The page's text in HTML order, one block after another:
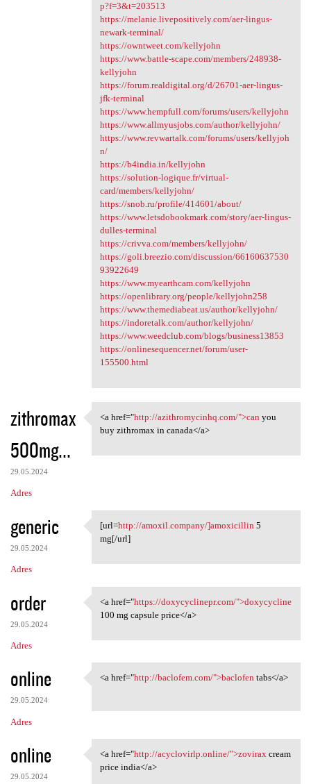
p?f=3&t=203513
https://melanie.livepositively.com/aer-lingus-
newark-terminal/
https://owntweet.com/kellyjohn
https://www.battle-scape.com/members/248938-
kellyjohn
https://forum.realdigital.org/d/26701-aer-lingus-
jfk-terminal
https://www.hempfull.com/forums/users/kellyjohn
https://www.allmyusjobs.com/author/kellyjohn/
https://www.revwartalk.com/forums/users/kellyjoh
n/
https://b4india.in/kellyjohn
https://solution-logique.fr/virtual-
card/members/kellyjohn/
https://snob.ru/profile/414601/about/
https://www.letsdobookmark.com/story/aer-lingus-
dulles-terminal
https://crivva.com/members/kellyjohn/
https://goli.breezio.com/discussion/66160637530
93922649
https://www.myearthcam.com/kellyjohn
https://openlibrary.org/people/kellyjohn258
https://www.themediabeat.us/author/kellyjohn/
https://indoretalk.com/author/kellyjohn/
https://www.weedclub.com/blogs/business13853
https://onlinesequencer.net/forum/user-
155500.html
zithromax
500mg...
29.05.2024
Adres
<a href="http:/
<a href="http://azithromycinhq.com/">can you
buy zithromax in canada</a>
generic
29.05.2024
Adres
[url=http://amoxil.company/
[url=http://amoxil.company/]amoxicillin 5
mg[/url]
order
29.05.2024
Adres
<a href="https:/
<a href="https://doxycyclinepr.com/">doxycycline
100 mg capsule price</a>
online
29.05.2024
Adres
<a href="http://baclofem.com/
<a href="http://baclofem.com/">baclofen tabs</a>
online
29.05.2024
<a href="http://acyclovirlp
<a href="http://acyclovirlp.online/">zoviraxcream
price india</a>